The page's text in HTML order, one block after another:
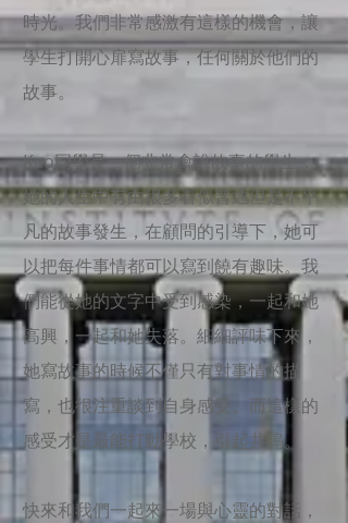
時光。我們非常感激有這樣的機會，讓
學生打開心扉寫故事，任何關於他們的
故事。
Kao同學是一個非常會說故事的學生，
她的人生中有由很多看似普通但是不平
凡的故事發生，在顧問的引導下，她可
以把每件事情都可以寫到饒有趣味。我
們能從她的文字中受到感染，一起和她
高興，一起和她失落。細細評味下來，
她寫故事的時候不僅只有對事情的描
寫，也很注重談到自身感受。而這樣的
感受才是最能打動學校，引起共鳴。
快來和我們一起來一場與心靈的對話，